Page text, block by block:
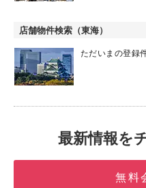
店舗物件検索（東海）
ただいまの登録
最新情報を
無料